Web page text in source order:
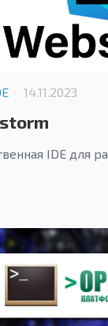
14.11.2023
IDE для